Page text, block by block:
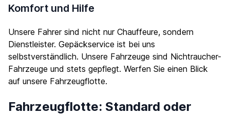
Komfort und Hilfe
Unsere Fahrer sind nicht nur Chauffeure, sondern
Dienstleister. Gepäckservice ist bei uns
selbstverständlich. Unsere Fahrzeuge sind Nichtraucher-
Fahrzeuge und stets gepflegt. Werfen Sie einen Blick
auf unsere Fahrzeugflotte.
Fahrzeugflotte: Standard oder